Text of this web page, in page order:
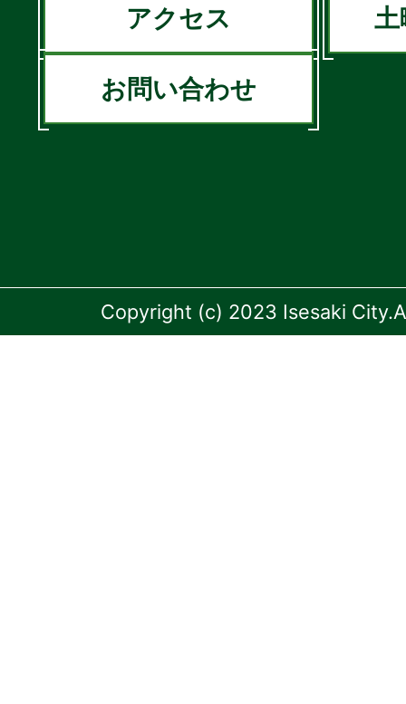
アクセス 土
お問い合わせ
Copyright (c) 2023 Isesaki